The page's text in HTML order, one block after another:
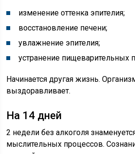
изменение оттенка эпителия;
восстановление печени;
увлажнение эпителия;
устранение пищеварительных
Начинается другая жизнь.
выздоравливает.
На 14 дней
2 недели без алкоголя
мыслительных процессов.